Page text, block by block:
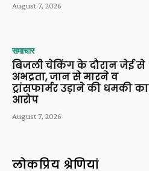
August 7, 2026
समाचार
बिजली चेकिंग के दौरान जेई से
अभद्रता, जान से मारने व
ट्रांसफार्मर उड़ाने की धमकी का
आरोप
August 7, 2026
लोकप्रिय श्रेणियां